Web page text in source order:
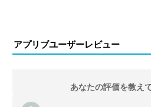
アプリブユーザーレビュー
あなたの評価を教え